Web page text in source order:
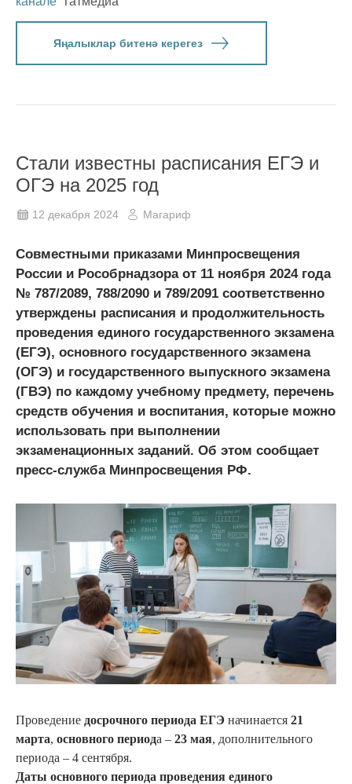
Яңалыклар битенә керегез
Стали известны расписания ЕГЭ и
ОГЭ на 2025 год
12 декабря 2024 Магариф
Совместными приказами Минпросвещения
России и Рособрнадзора от 11 ноября 2024 года
№ 787/2089, 788/2090 и 789/2091 соответственно
утверждены расписания и продолжительность
проведения единого государственного экзамена
(ЕГЭ), основного государственного экзамена
(ОГЭ) и государственного выпускного экзамена
(ГВЭ) по каждому учебному предмету, перечень
средств обучения и воспитания, которые можно
использовать при выполнении
экзаменационных заданий. Об этом сообщает
пресс-служба Минпросвещения РФ.
Проведение досрочного периода ЕГЭ начинается 21
марта, основного периода – 23 мая, дополнительного
периода – 4 сентября.
Даты основного периода проведения единого